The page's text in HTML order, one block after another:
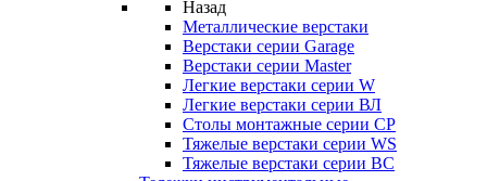
Назад
Металлические верстаки
Верстаки серии Garage
Верстаки серии Master
Легкие верстаки серии W
Легкие верстаки серии ВЛ
Столы монтажные серии СР
Тяжелые верстаки серии WS
Тяжелые верстаки серии ВС